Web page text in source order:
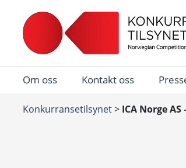
Om oss Kontakt oss
Konkurransetilsynet> ICA Norge